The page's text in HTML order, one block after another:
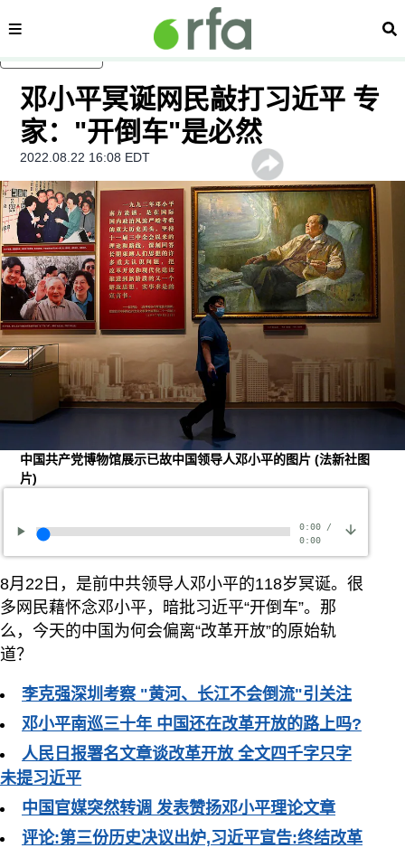
内容分类 搜
邓小平冥诞网民敲打习近平 专
家："开倒车"是必然
2022.08.22 16:08 EDT
中国共产党博物馆展示已故中国领导人邓小平的图片(法新社图
片)
0:00/
0:00
8月22日，是前中共领导人邓小平的118岁冥诞。很
多网民藉怀念邓小平，暗批习近平“开倒车”。那
么，今天的中国为何会偏离“改革开放”的原始轨
道？
李克强深圳考察 "黄河、长江不会倒流"引关注
邓小平南巡三十年 中国还在改革开放的路上吗?
人民日报署名文章谈改革开放 全文四千字只字
未提习近平
中国官媒突然转调 发表赞扬邓小平理论文章
评论:第三份历史决议出炉,习近平宣告:终结改革